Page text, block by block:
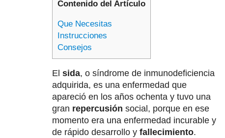
Contenido del Artículo
Que Necesitas
Instrucciones
Consejos
El sida, o síndrome de inmunodeficiencia
adquirida, es una enfermedad que
apareció en los años ochenta y tuvo una
gran repercusión social, porque en ese
momento era una enfermedad incurable y
de rápido desarrollo y fallecimiento.